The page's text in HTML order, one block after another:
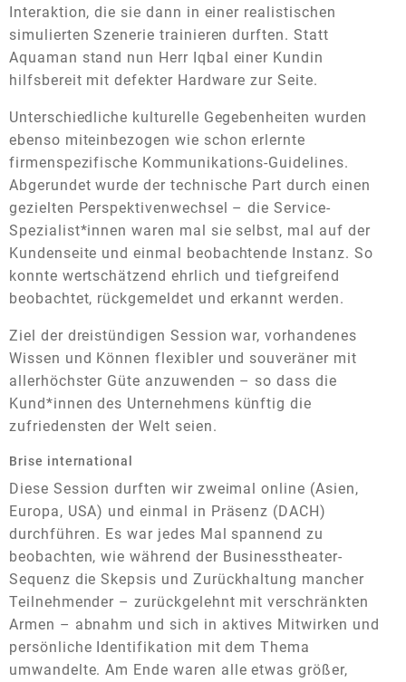
Interaktion, die sie dann in einer realistischen
simulierten Szenerie trainieren durften. Statt
Aquaman stand nun Herr Iqbal einer Kundin
hilfsbereit mit defekter Hardware zur Seite.
Unterschiedliche kulturelle Gegebenheiten wurden
ebenso miteinbezogen wie schon erlernte
firmenspezifische Kommunikations-Guidelines.
Abgerundet wurde der technische Part durch einen
gezielten Perspektivenwechsel – die Service-
Spezialist*innen waren mal sie selbst, mal auf der
Kundenseite und einmal beobachtende Instanz. So
konnte wertschätzend ehrlich und tiefgreifend
beobachtet, rückgemeldet und erkannt werden.
Ziel der dreistündigen Session war, vorhandenes
Wissen und Können flexibler und souveräner mit
allerhöchster Güte anzuwenden – so dass die
Kund*innen des Unternehmens künftig die
zufriedensten der Welt seien.
Brise international
Diese Session durften wir zweimal online (Asien,
Europa, USA) und einmal in Präsenz (DACH)
durchführen. Es war jedes Mal spannend zu
beobachten, wie während der Businesstheater-
Sequenz die Skepsis und Zurückhaltung mancher
Teilnehmender – zurückgelehnt mit verschränkten
Armen – abnahm und sich in aktives Mitwirken und
persönliche Identifikation mit dem Thema
umwandelte. Am Ende waren alle etwas größer,